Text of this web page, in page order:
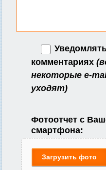
комментариях
некоторые e-
уходят)
Фотоотчет с
смартфона:
Загрузить фото